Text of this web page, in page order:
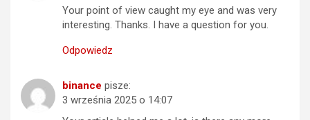
Your point of view caught my eye and was very
interesting. Thanks. I have a question for you.
Odpowiedz
binance pisze:
3 września 2025 o 14:07